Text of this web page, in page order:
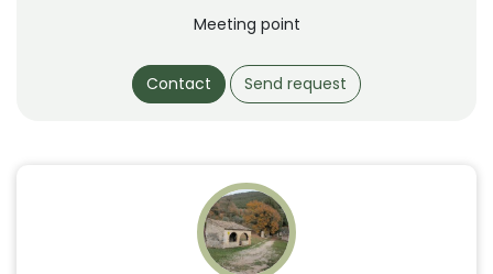
Meeting point
Contact Send request